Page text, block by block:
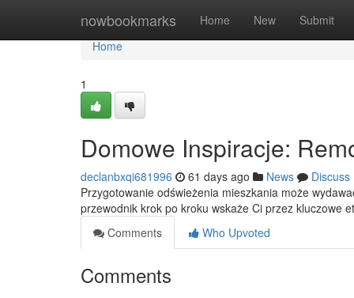
nowbookmarks Home New Submit
Home
Home
1
Domowe Inspiracje:
declanbxqi681996 61 days ago News
Discuss
Przygotowanie odświeżenia mieszkania może
przewodnik krok po kroku wskaże Ci przez kluczowe
Comments
Who Upvoted
Comments